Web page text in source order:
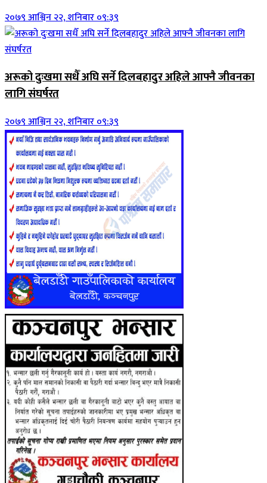
२०७९ आश्विन २२, शनिबार ०९:३९
अरूको दुःखमा सधैँ अघि सर्ने दिलबहादुर अहिले आफ्नै जीवनका
लागि संघर्षरत
२०७९ आश्विन २२, शनिबार ०९:३९